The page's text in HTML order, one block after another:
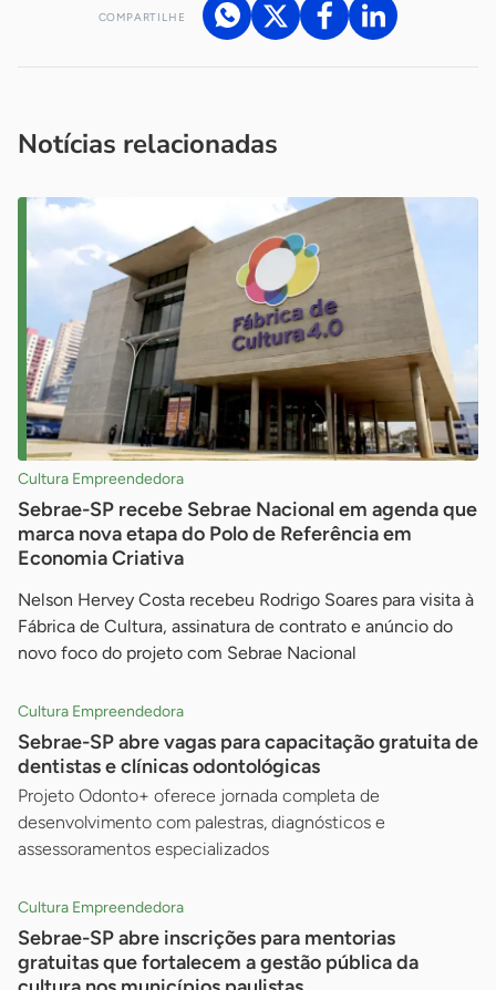
COMPARTILHE
Notícias relacionadas
Cultura Empreendedora
Sebrae-SP recebe Sebrae Nacional em agenda que
marca nova etapa do Polo de Referência em
Economia Criativa
Nelson Hervey Costa recebeu Rodrigo Soares para visita à
Fábrica de Cultura, assinatura de contrato e anúncio do
novo foco do projeto com Sebrae Nacional
Cultura Empreendedora
Sebrae-SP abre vagas para capacitação gratuita de
dentistas e clínicas odontológicas
Projeto Odonto+ oferece jornada completa de
desenvolvimento com palestras, diagnósticos e
assessoramentos especializados
Cultura Empreendedora
Sebrae-SP abre inscrições para mentorias
gratuitas que fortalecem a gestão pública da